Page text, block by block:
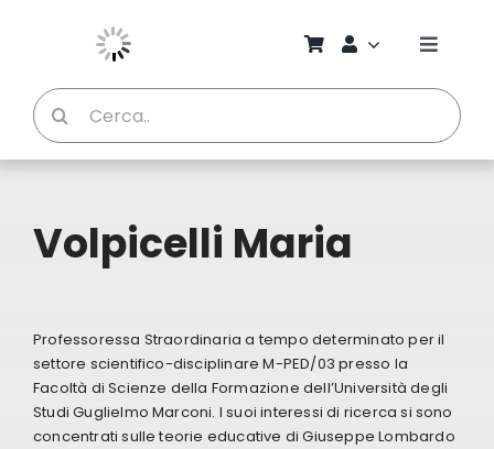
Toggle
Chi
Cerca
per:
Volpicelli Maria
Professoressa Straordinaria a tempo determinato per il
settore scientifico-disciplinare M-PED/03 presso la
Facoltà di Scienze della Formazione dell’Università degli
Studi Guglielmo Marconi. I suoi interessi di ricerca si sono
concentrati sulle teorie educative di Giuseppe Lombardo